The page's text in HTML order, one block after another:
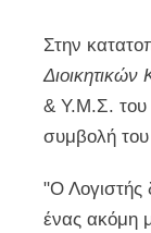
Στην
& Υ.Μ.Σ. του
συμβολή
"Ο Λογιστής
ένας ακόμη